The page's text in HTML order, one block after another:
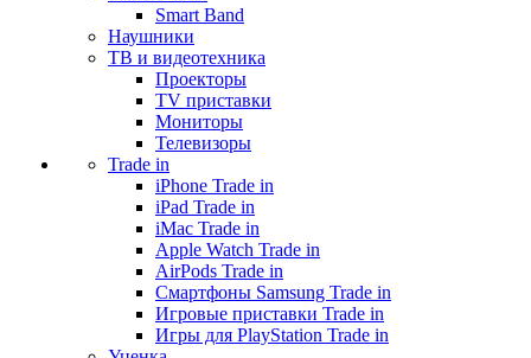
Smart Band
Наушники
ТВ и видеотехника
Проекторы
TV приставки
Мониторы
Телевизоры
Trade in
iPhone Trade in
iPad Trade in
iMac Trade in
Apple Watch Trade in
AirPods Trade in
Смартфоны Samsung Trade in
Игровые приставки Trade in
Игры для PlayStation Trade in